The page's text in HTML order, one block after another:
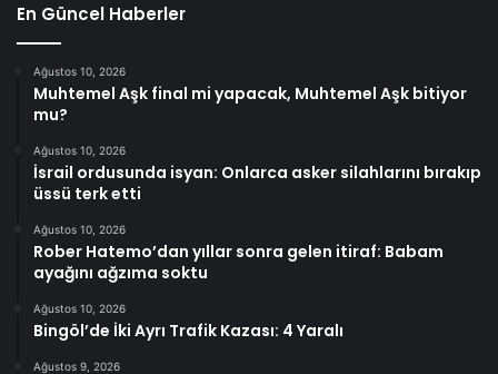
En Güncel Haberler
Ağustos 10, 2026
Muhtemel Aşk final mi yapacak, Muhtemel Aşk bitiyor
mu?
Ağustos 10, 2026
İsrail ordusunda isyan: Onlarca asker silahlarını bırakıp
üssü terk etti
Ağustos 10, 2026
Rober Hatemo’dan yıllar sonra gelen itiraf: Babam
ayağını ağzıma soktu
Ağustos 10, 2026
Bingöl’de İki Ayrı Trafik Kazası: 4 Yaralı
Ağustos 9, 2026